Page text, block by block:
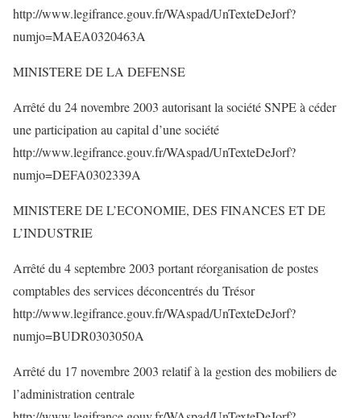
http://www.legifrance.gouv.fr/WAspad/UnTexteDeJorf?
numjo=MAEA0320463A
MINISTERE DE LA DEFENSE
Arrêté du 24 novembre 2003 autorisant la société SNPE à céder
une participation au capital d’une société
http://www.legifrance.gouv.fr/WAspad/UnTexteDeJorf?
numjo=DEFA0302339A
MINISTERE DE L’ECONOMIE, DES FINANCES ET DE
L’INDUSTRIE
Arrêté du 4 septembre 2003 portant réorganisation de postes
comptables des services déconcentrés du Trésor
http://www.legifrance.gouv.fr/WAspad/UnTexteDeJorf?
numjo=BUDR0303050A
Arrêté du 17 novembre 2003 relatif à la gestion des mobiliers de
l’administration centrale